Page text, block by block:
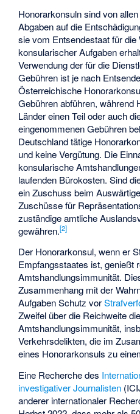
Honorarkonsuln sind von
Abgaben auf die
sie vom Entsendestaat für die
konsularischer Aufgaben
Verwendung der für die
Gebühren ist je nach
Österreichische
Gebühren abführen, während
Länder einen Teil oder auch
eingenommenen Gebühren
Deutschland tätige
und keine Vergütung. Die
konsularische
laufenden Bürokosten. Sind
ein Zuschuss beim
Zuschüsse für
zuständige amtliche
gewähren.[2]
Der Honorarkonsul, wenn er
Empfangsstaates ist, genießt
Amtshandlungsimmunität.
Zusammenhang mit der
Aufgaben Schutz vor
Zweifel über die Reichweite
Amtshandlungsimmunität,
Verkehrsdelikten, die im
eines Honorarkonsuls zu
Eine Recherche des
investigativer Journalisten
anderer internationaler